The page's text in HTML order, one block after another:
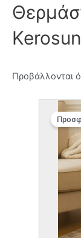
Kerosun
Προβάλλονται